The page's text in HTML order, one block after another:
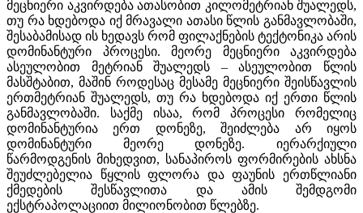
მეცნიერი აკვირდება ათასობით კილომეტრიან შუალედს,
თუ რა ხდებოდა იქ მრავალი ათასი წლის განმავლობაში,
შესაბამისად ის ხედავს რომ ფილაქნების ტექტონიკა არის
დომინანტური პროცესი. მეორე მეცნიერი აკვირდება
ასეულობით მეტრიან შუალედს – ასეულობით წლის
მასშტაბით, მაშინ როდესაც მესამე მეცნიერი შეისწავლის
ერთმეტრიან შუალედს, თუ რა ხდებოდა იქ ერთი წლის
განმავლობაში. საქმე ისაა, რომ პროცესი რომელიც
დომინანტურია ერთ დონეზე, შეიძლება არ იყოს
დომინანტური მეორე დონეზე. იერარქიული
წარმოდგენის მიხედვით, სანაპიროს ფორმირების ახსნა
შეუძლებელია წყლის ფლორა და ფაუნის ერთწლიანი
ქმედების შესწავლითა და ამის შემდგომი
ექსტრაპოლაციით მილიონობით წლებზე.